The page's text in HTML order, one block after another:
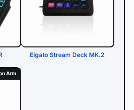
Elgato Stream Deck MK.2
Arm